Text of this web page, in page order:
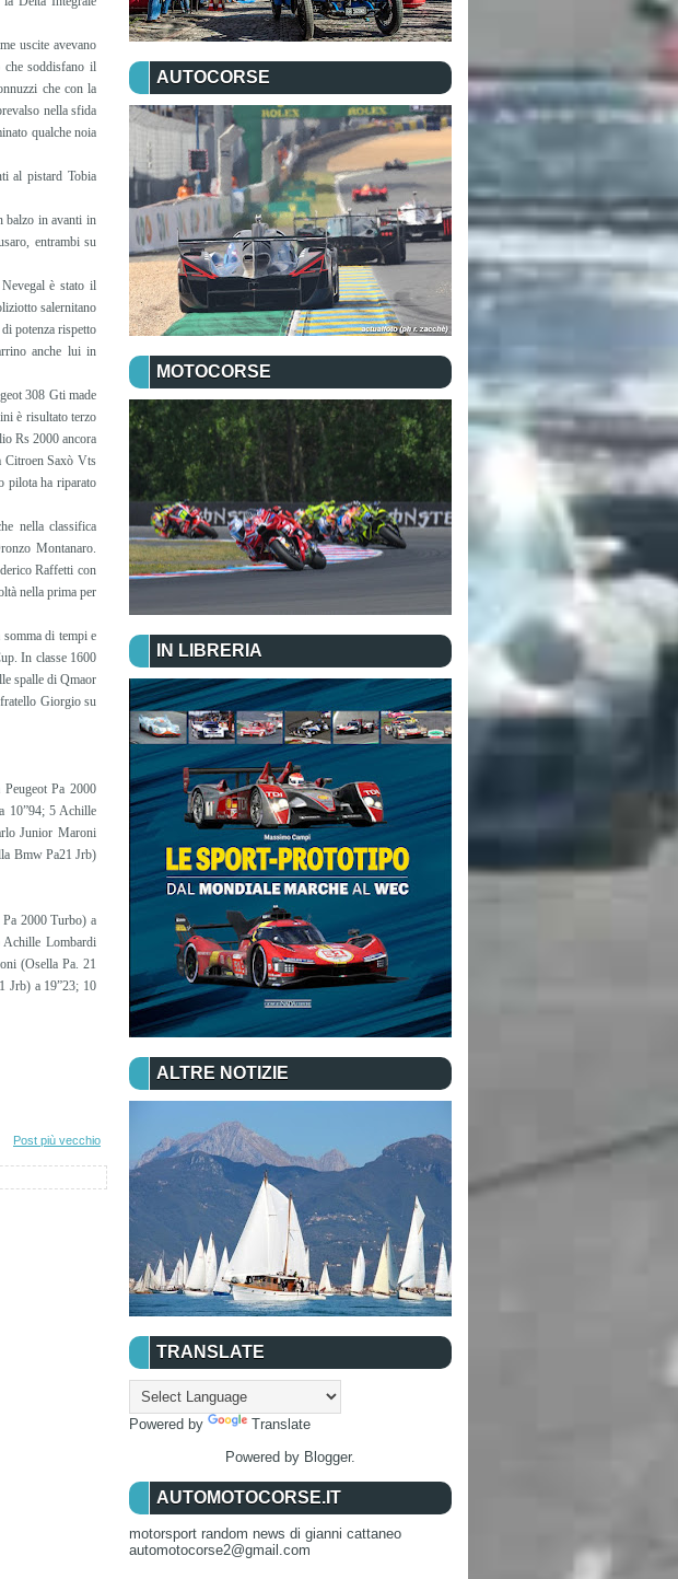
uscite avevano
soddisfano il
che con la
nella sfida
qualche noia
al pistard Tobia
balzo in avanti in
entrambi su
è stato il
salernitano
potenza rispetto
anche lui in
308 Gti made
è risultato terzo
Rs 2000 ancora
Citroen Saxò Vts
pilota ha riparato
nella classifica
Montanaro.
Raffetti con
nella prima per
di tempi e
In classe 1600
spalle di Qmaor
Giorgio su
Pa 2000
10”94; 5 Achille
Junior Maroni
Bmw Pa21 Jrb)
2000 Turbo) a
Lombardi
(Osella Pa. 21
Jrb) a 19”23; 10
Post più vecchio
AUTOCORSE
MOTOCORSE
IN LIBRERIA
ALTRE NOTIZIE
TRANSLATE
Powered by
Translate
Powered by Blogger.
AUTOMOTOCORSE.IT
motorsport random news di gianni cattaneo
automotocorse2@gmail.com